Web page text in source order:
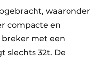
waaronder
compacte en
met een
slechts 32t. De